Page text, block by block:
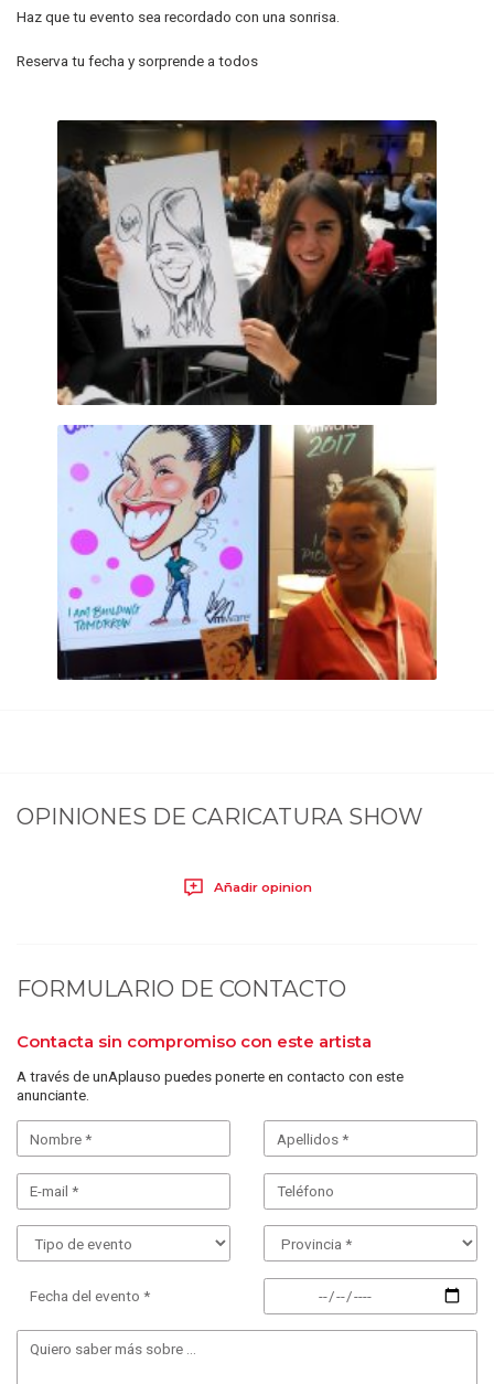
Haz que tu evento sea recordado con una sonrisa.
Reserva tu fecha y sorprende a todos
OPINIONES DE CARICATURA SHOW
Añadir opinion
FORMULARIO DE CONTACTO
Contacta sin compromiso con este artista
A través de unAplauso puedes ponerte en contacto con este
anunciante.
Fecha del evento *